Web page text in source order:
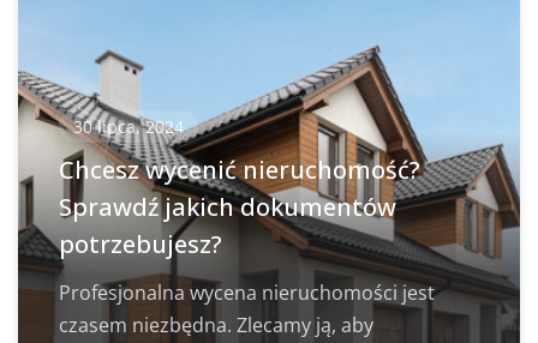
30 lipca, 2024
Chcesz wycenić nieruchomość?
Sprawdź jakich dokumentów
potrzebujesz?
Profesjonalna wycena nieruchomości jest
czasem niezbędna. Zlecamy ją, aby